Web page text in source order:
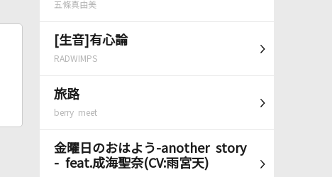
五條真由美
[生音]有心論
RADWIMPS
旅路
berry meet
金曜日のおはよう-another story
- feat.成海聖奈(CV:雨宮天)